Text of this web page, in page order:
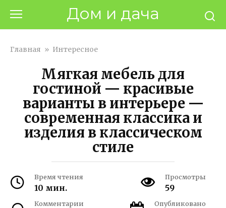
контенту
Дом и дача
Главная » Интересное
Мягкая мебель для
гостиной — красивые
варианты в интерьере —
современная классика и
изделия в классическом
стиле
Время чтения
10 мин.
Просмотры
59
Комментарии Опубликовано